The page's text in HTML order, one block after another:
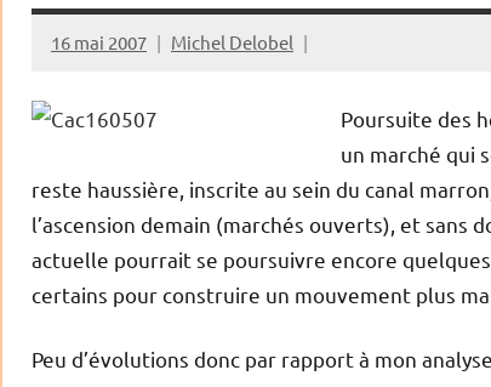
16 mai 2007 Michel Delobel
Poursuite des
un marché qui
reste haussière, inscrite au sein du canal
l’ascension demain (marchés ouverts), et sans
actuelle pourrait se poursuivre encore
certains pour construire un mouvement plus
Peu d’évolutions donc par rapport à mon